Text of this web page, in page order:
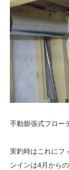
手動膨張式フロー
実釣時はこれにフ
ンインは4月からの